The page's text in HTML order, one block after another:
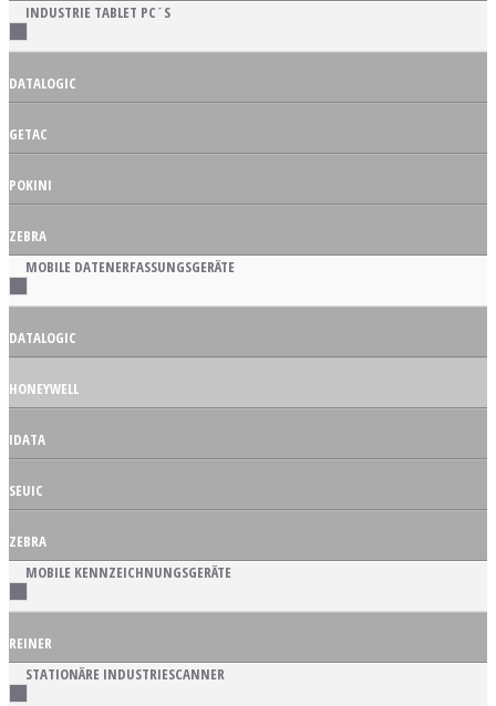
INDUSTRIE TABLET PC´S
DATALOGIC
GETAC
POKINI
ZEBRA
MOBILE DATENERFASSUNGSGERÄTE
DATALOGIC
HONEYWELL
IDATA
SEUIC
ZEBRA
MOBILE KENNZEICHNUNGSGERÄTE
REINER
STATIONÄRE INDUSTRIESCANNER